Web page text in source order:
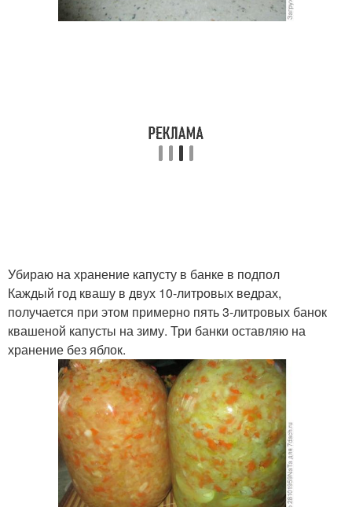
Убираю на хранение капусту в банке в подпол
Каждый год квашу в двух 10-литровых ведрах,
получается при этом примерно пять 3-литровых банок
квашеной капусты на зиму. Три банки оставляю на
хранение без яблок.